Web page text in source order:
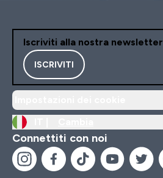
Iscriviti alla nostra newsletter
ISCRIVITI
Connettiti con noi